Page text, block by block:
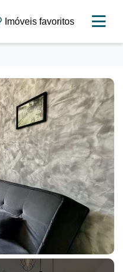
Imóveis favoritos